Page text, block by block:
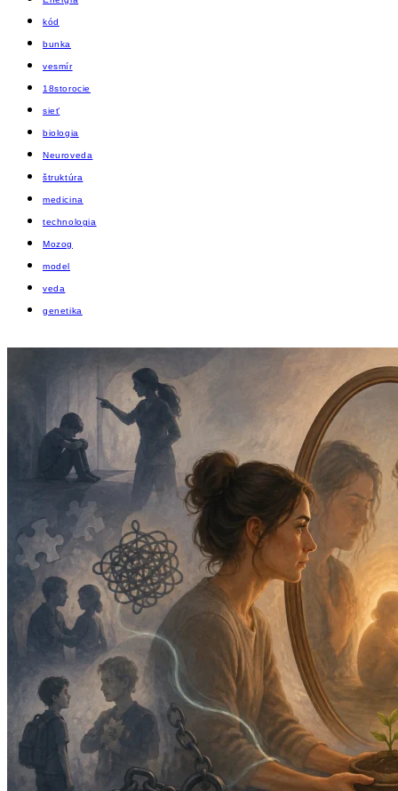
kód
bunka
vesmír
18storocie
sieť
biologia
Neuroveda
štruktúra
medicina
technologia
Mozog
model
veda
genetika